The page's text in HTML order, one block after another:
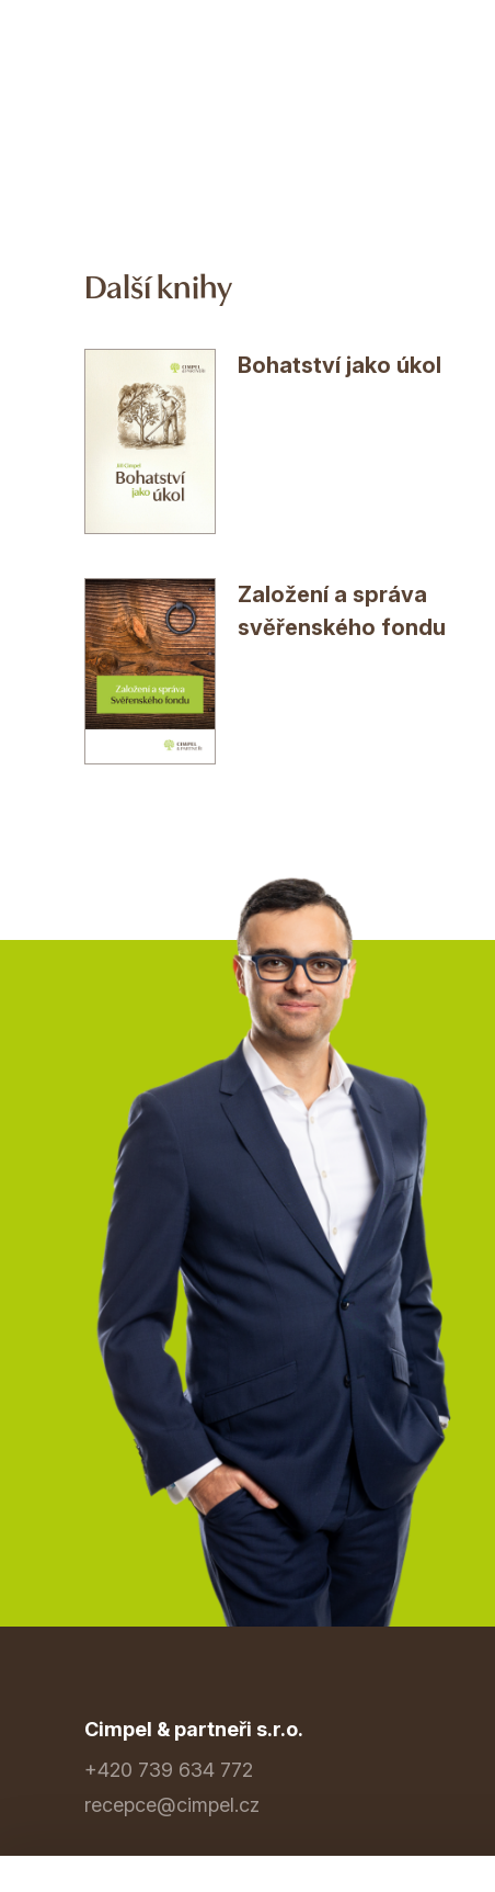
Další knihy
Bohatství jako úkol
Založení a správa
svěřenského fondu
Cimpel & partneři s.r.o.
+420 739 634 772
recepce@cimpel.cz